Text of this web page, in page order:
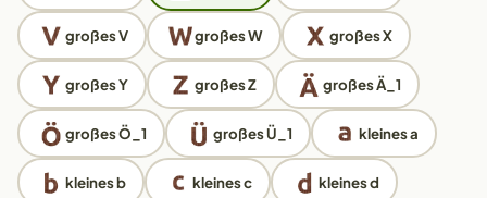
großes V großes W großes X
großes Y großes Z großes Ä_1
großes Ö_1 großes Ü_1 kleines a
kleines b kleines c kleines d